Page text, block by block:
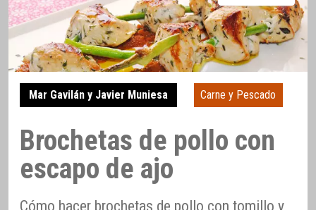
Mar Gavilán y Javier Muniesa Carne y Pescado
Brochetas de pollo con
escapo de ajo
Cómo hacer brochetas de pollo con tomillo y